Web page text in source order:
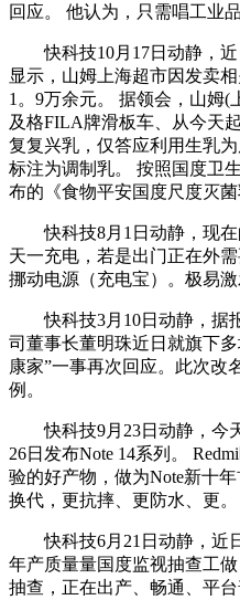
回应。 他认为，只需唱工业品
快科技10月17日动静，近
显示，山姆上海超市因发卖
1。9万余元。 据领会，山姆(
及格FILA牌滑板车、从今天
复复兴乳，仅答应利用生乳
标注为调制乳。 按照国度卫
布的《食物平安国度尺度灭菌
快科技8月1日动静，现在
天一充电，若是出门正在外
挪动电源（充电宝）。极易
快科技3月10日动静，据
司董事长董明珠近日就旗下
康家”一事再次回应。此次改
例。
快科技9月23日动静，今天
26日发布Note 14系列。
验的好产物，做为Note新十
换代，更抗摔、更防水、更。
快科技6月21日动静，近
年产质量量国度监视抽查工
抽查，正在出产、畅通、平